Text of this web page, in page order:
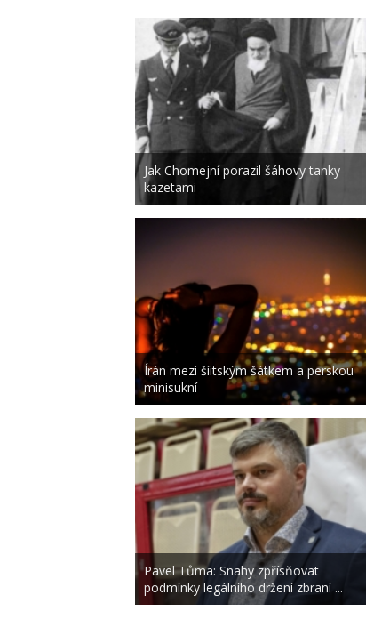
Jak Chomejní porazil šáhovy tanky
kazetami
Írán mezi šíitským šátkem a perskou
minisukní
Pavel Tůma: Snahy zpřísňovat
podmínky legálního držení zbraní ...